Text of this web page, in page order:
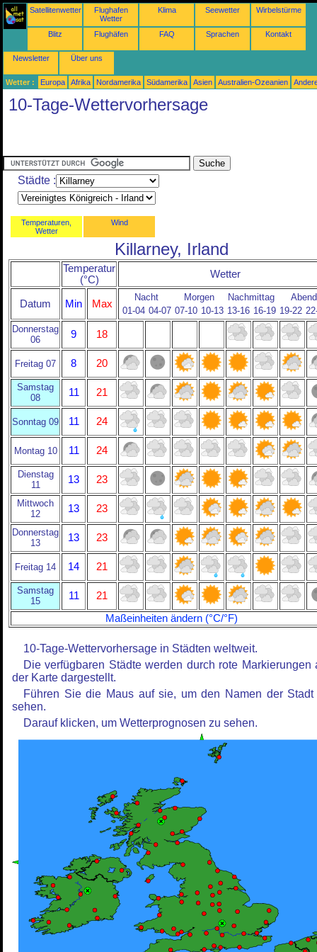
Satellitenwetter
Flughafen
Wetter
Klima Seewetter Wirbelstürme
Blitz Flughäfen FAQ Sprachen Kontakt
Newsletter Über uns
Wetter : Europa Afrika Nordamerika Südamerika Asien Australien-Ozeanien
10-Tage-Wettervorhersage
Städte :
Temperaturen,
Wetter
Wind
Killarney, Irland
Temperatur
(°C)
Wetter
Datum Min Max
Nacht Morgen Nachmittag
Abend
01-04 04-07 07-10 10-13 13-16 16-19 19-22
Donnerstag
06
9 18
Freitag 07 8 20
Samstag
08
11 21
Sonntag 09 11 24
Montag 10 11 24
Dienstag
11
13 23
Mittwoch
12
13 23
Donnerstag
13
13 23
Freitag 14 14 21
Samstag
15
11
21
Maßeinheiten ändern (°C/°F)
10-Tage-Wettervorhersage in Städten weltweit.
Die verfügbaren Städte werden durch rote Markierungen
der Karte dargestellt.
Führen Sie die Maus auf sie, um den Namen der Stadt
sehen.
Darauf klicken, um Wetterprognosen zu sehen.